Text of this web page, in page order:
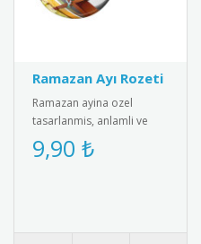
Ramazan Ayı Rozeti
Ramazan ayina ozel
tasarlanmis, anlamli ve
estetik rozeti kesfedin.
Kiyafetlerinize sik bir
9,90 ₺